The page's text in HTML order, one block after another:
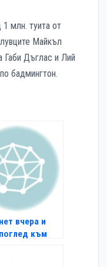
млн. туита от
Майкъл
Габи Дъглас и Лий
бадмингтон.
вчера и
към